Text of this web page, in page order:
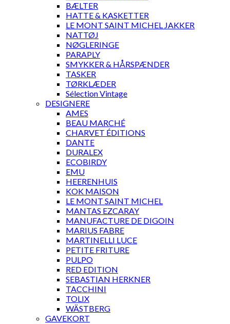
BÆLTER
HATTE & KASKETTER
LE MONT SAINT MICHEL JAKKER
NATTØJ
NØGLERINGE
PARAPLY
SMYKKER & HÅRSPÆNDER
TASKER
TØRKLÆDER
Sélection Vintage
DESIGNERE
AMES
BEAU MARCHÉ
CHARVET ÉDITIONS
DANTE
DURALEX
ECOBIRDY
EMU
HEERENHUIS
KOK MAISON
LE MONT SAINT MICHEL
MANTAS EZCARAY
MANUFACTURE DE DIGOIN
MARIUS FABRE
MARTINELLI LUCE
PETITE FRITURE
PULPO
RED EDITION
SEBASTIAN HERKNER
TACCHINI
TOLIX
WÄSTBERG
GAVEKORT